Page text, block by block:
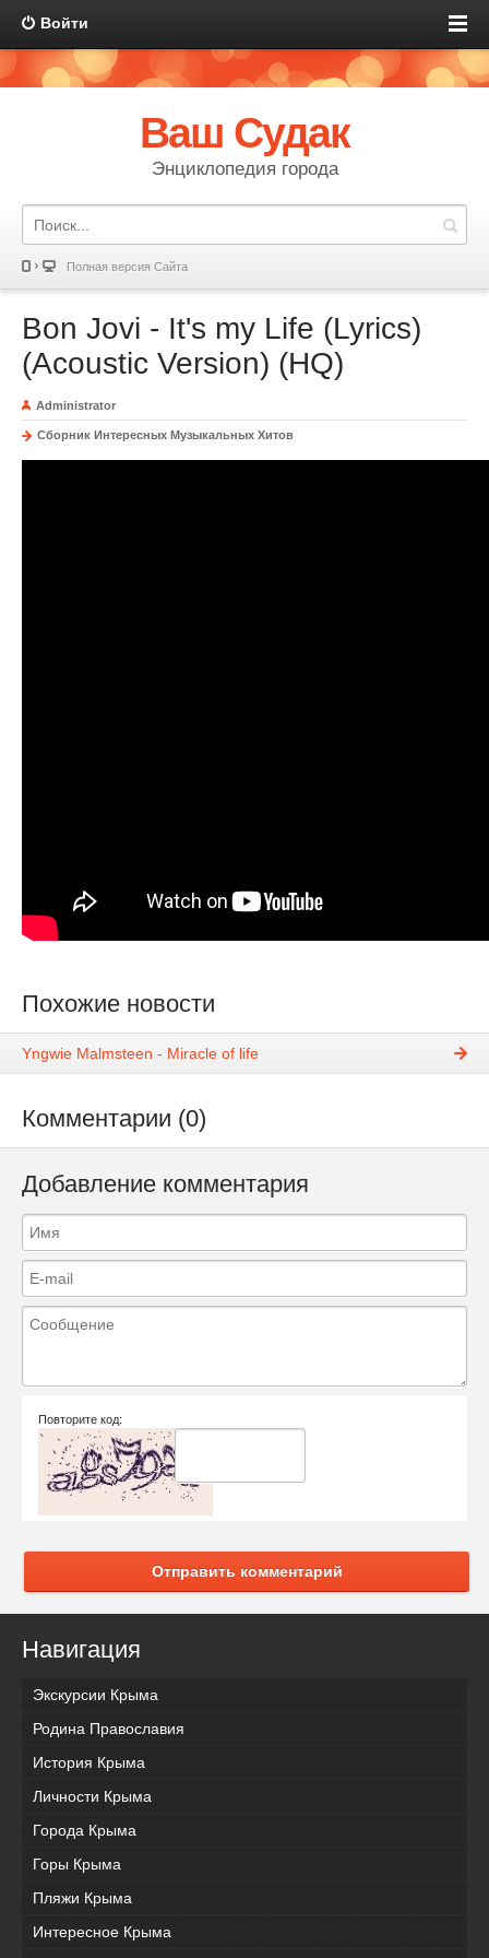
Войти
Ваш Судак
Энциклопедия города
Полная версия Сайта
Bon Jovi - It's my Life (Lyrics)
(Acoustic Version) (HQ)
Administrator
Сборник Интересных Музыкальных Хитов
Похожие новости
Yngwie Malmsteen - Miracle of life
Комментарии (0)
Добавление комментария
Повторите код:
Отправить комментарий
Навигация
Экскурсии Крыма
Родина Православия
История Крыма
Личности Крыма
Города Крыма
Горы Крыма
Пляжи Крыма
Интересное Крыма